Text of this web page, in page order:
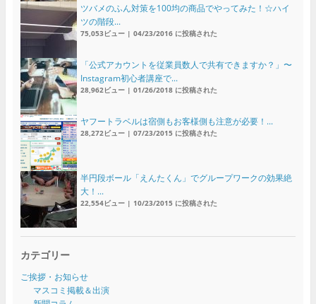
ツバメのふん対策を100均の商品でやってみた！☆ハイ
ツの階段...
75,053ビュー| 04/23/2016 に投稿された
「公式アカウントを従業員数人で共有できますか？」〜
Instagram初心者講座で...
28,962ビュー| 01/26/2018 に投稿された
ヤフートラベルは宿側もお客様側も注意が必要！...
28,272ビュー| 07/23/2015 に投稿された
半円段ボール「えんたくん」でグループワークの効果絶
大！...
22,554ビュー| 10/23/2015 に投稿された
カテゴリー
ご挨拶・お知らせ
マスコミ掲載＆出演